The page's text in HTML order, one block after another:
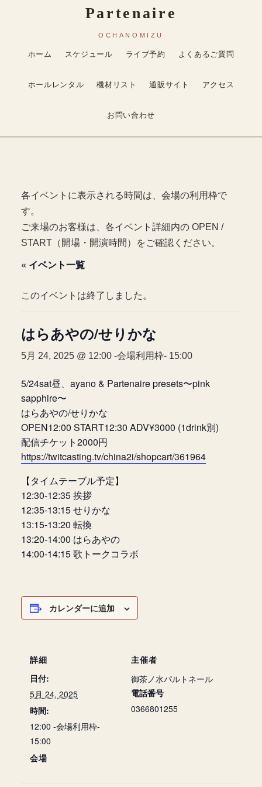
ホーム スケジュール ライブ予約 よくあるご質問
ホールレンタル 機材リスト 通販サイト アクセス
お問い合わせ
各イベントに表示される時間は、会場の利用枠で
す。
ご来場のお客様は、各イベント詳細内の OPEN /
START（開場・開演時間）をご確認ください。
« イベント一覧
このイベントは終了しました。
はらあやの/せりかな
5月 24, 2025 @ 12:00 -会場利用枠- 15:00
5/24sat昼、ayano & Partenaire presets〜pink
sapphire〜
はらあやの/せりかな
OPEN12:00 START12:30 ADV¥3000 (1drink別)
配信チケット2000円
https://twitcasting.tv/china2i/shopcart/361964
【タイムテーブル予定】
12:30-12:35 挨拶
12:35-13:15 せりかな
13:15-13:20 転換
13:20-14:00 はらあやの
14:00-14:15 歌トークコラボ
カレンダーに追加
詳細
日付:
5月 24, 2025
時間:
12:00 -会場利用枠-
15:00
会場
主催者
御茶ノ水パルトネール
電話番号
0366801255